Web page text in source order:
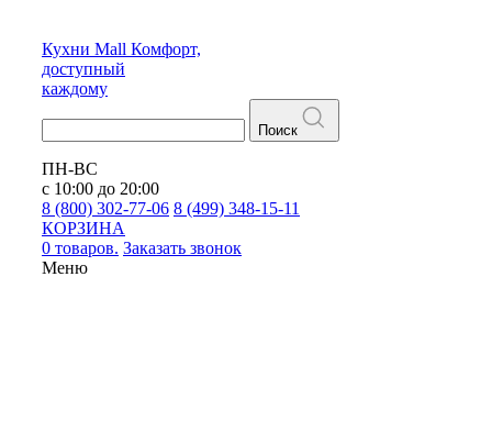
Кухни Mall Комфорт,
доступный
каждому
Поиск
ПН-ВС
с 10:00 до 20:00
8 (800) 302-77-06 8 (499) 348-15-11
КОРЗИНА
0 товаров. Заказать звонок
Меню